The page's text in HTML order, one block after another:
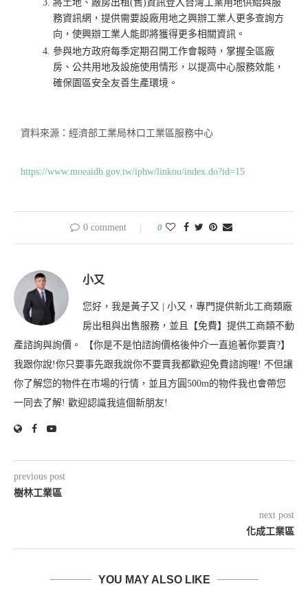
將土地、廠房出租(售)資訊登入台灣工業用地供給與服
務資訊網，提供需要設廠用地之興辦工業人更多查詢方
向，使興辦工業人能即將獲得更多相關資訊。
參與地方政府每季定期召開工作會報時，掌握全區廠
房、公共用地及設施使用情形，以提高中心服務效能，
確保園區安全友善生產環境。
資料來源：經濟部工業局林口工業區服務中心
https://www.moeaidb.gov.tw/iphw/linkou/index.do?id=15
0 comment 0
小又
您好，我是黃子又 | 小又，專門提供新北工商類廠
房出租與出售服務，並且【免費】提供工商類不動
產諮詢與詢價。 【你是不是怕諮詢價格後仲介一直追著你要賣?】
我跟你說!你只要事先跟我說你不要賣我都歡迎免費諮詢喔! 不但讓
你了解您的物件在市場的行情，並且方圓500m的物件我也會帶您
一同去了解! 歡迎認識我這個新朋友!
previous post
樹林工業區
next post
化成工業區
YOU MAY ALSO LIKE